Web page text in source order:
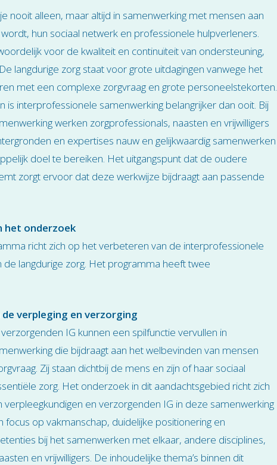
nooit alleen, maar altijd in samenwerking met mensen aan
hun sociaal netwerk en professionele hulpverleners.
voor de kwaliteit en continuïteit van ondersteuning,
langdurige zorg staat voor grote uitdagingen vanwege het
met een complexe zorgvraag en grote personeelstekorten.
is interprofessionele samenwerking belangrijker dan ooit. Bij
werken zorgprofessionals, naasten en vrijwilligers
en expertises nauw en gelijkwaardig samenwerken
doel te bereiken. Het uitgangspunt dat de oudere
zorgt ervoor dat deze werkwijze bijdraagt aan passende
het onderzoek
richt zich op het verbeteren van de interprofessionele
de langdurige zorg. Het programma heeft twee
verpleging en verzorging
IG kunnen een spilfunctie vervullen in
die bijdraagt aan het welbevinden van mensen
Zij staan dichtbij de mens en zijn of haar sociaal
zorg. Het onderzoek in dit aandachtsgebied richt zich
en verzorgenden IG in deze samenwerking
focus op vakmanschap, duidelijke positionering en
bij het samenwerken met elkaar, andere disciplines,
en vrijwilligers. De inhoudelijke thema’s binnen dit